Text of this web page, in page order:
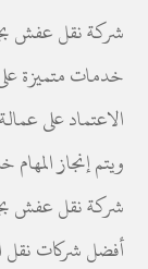
شركة نقل عفش
خدمات متميزة
الاعتماد على
ويتم إنجاز
شركة نقل عفش
أفضل شركات